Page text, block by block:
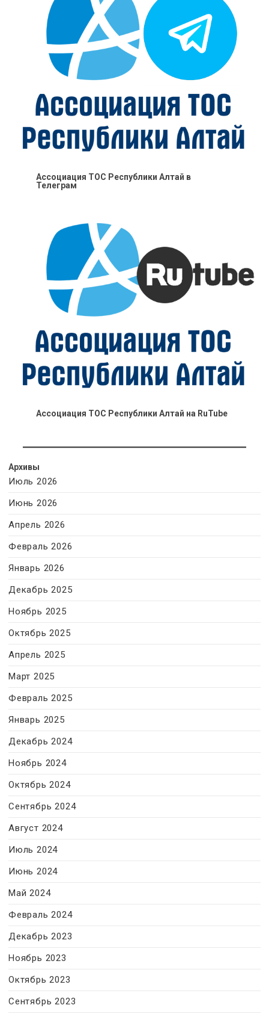
Ассоциация ТОС Республики Алтай в
Телеграм
Ассоциация ТОС Республики Алтай на RuTube
Архивы
Июль 2026
Июнь 2026
Апрель 2026
Февраль 2026
Январь 2026
Декабрь 2025
Ноябрь 2025
Октябрь 2025
Апрель 2025
Март 2025
Февраль 2025
Январь 2025
Декабрь 2024
Ноябрь 2024
Октябрь 2024
Сентябрь 2024
Август 2024
Июль 2024
Июнь 2024
Май 2024
Февраль 2024
Декабрь 2023
Ноябрь 2023
Октябрь 2023
Сентябрь 2023